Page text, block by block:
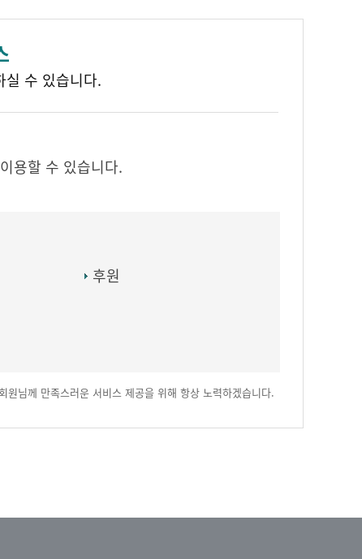
실 수 있습니다.
용할 수 있습니다.
후원
원님께 만족스러운 서비스 제공을 위해 항상 노력하겠습니다.